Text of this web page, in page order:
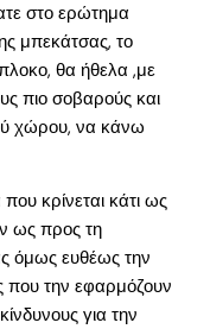
στο ερώτημα
μπεκάτσας, το
θα ήθελα ,με
πιο σοβαρούς και
χώρου, να κάνω
κρίνεται κάτι ως
ως προς τη
όμως ευθέως την
που την εφαρμόζουν
για την